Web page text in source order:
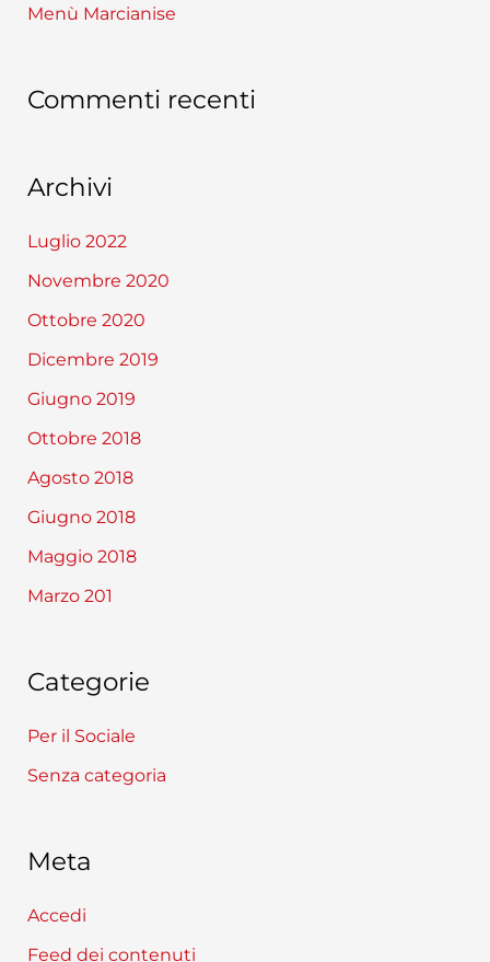
Menù Marcianise
Commenti recenti
Archivi
Luglio 2022
Novembre 2020
Ottobre 2020
Dicembre 2019
Giugno 2019
Ottobre 2018
Agosto 2018
Giugno 2018
Maggio 2018
Marzo 201
Categorie
Per il Sociale
Senza categoria
Meta
Accedi
Feed dei contenuti